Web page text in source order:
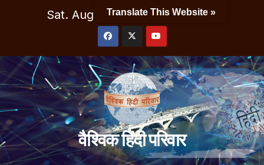
Sat. Aug 8th, 2026 12:13:51 PM
वैश्विक हिंदी परिवार
Translate This Website »